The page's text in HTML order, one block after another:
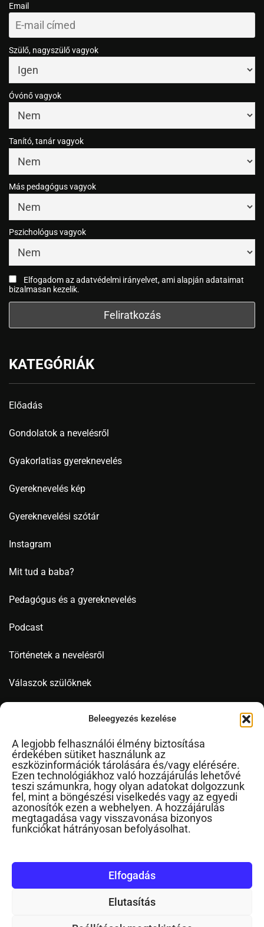
Beleegyezés kezelése
A legjobb felhasználói élmény biztosítása
érdekében sütiket használunk az
eszközinformációk tárolására és/vagy elérésére.
Ezen technológiákhoz való hozzájárulás lehetővé
teszi számunkra, hogy olyan adatokat dolgozzunk
fel, mint a böngészési viselkedés vagy az egyedi
azonosítók ezen a webhelyen. A hozzájárulás
megtagadása vagy visszavonása bizonyos
funkciókat hátrányosan befolyásolhat.
Elfogadás
Elutasítás
Email
Szülő, nagyszülő vagyok
Óvónő vagyok
Tanító, tanár vagyok
Más pedagógus vagyok
Pszichológus vagyok
Elfogadom az adatvédelmi irányelvet, ami alapján adataimat
bizalmasan kezelik.
KATEGÓRIÁK
Előadás
Gondolatok a nevelésről
Gyakorlatias gyereknevelés
Gyereknevelés kép
Gyereknevelési szótár
Instagram
Mit tud a baba?
Pedagógus és a gyereknevelés
Podcast
Történetek a nevelésről
Válaszok szülőknek
Novák Ferenc
Cikkek ábécérendben
Impresszum
RSS
Kapcsolat
©2024. Minden jog fenntartva